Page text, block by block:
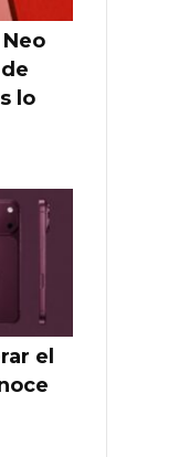
lo
el